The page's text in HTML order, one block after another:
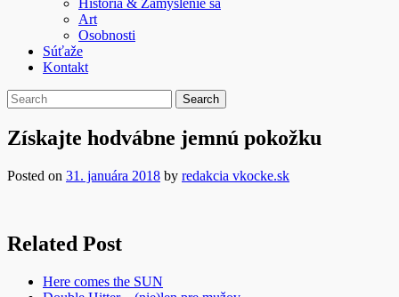
Historia & Zamyslenie sa
Art
Osobnosti
Súťaže
Kontakt
Získajte hodvábne jemnú pokožku
Posted on 31. januára 2018 by redakcia vkocke.sk
Related Post
Here comes the SUN